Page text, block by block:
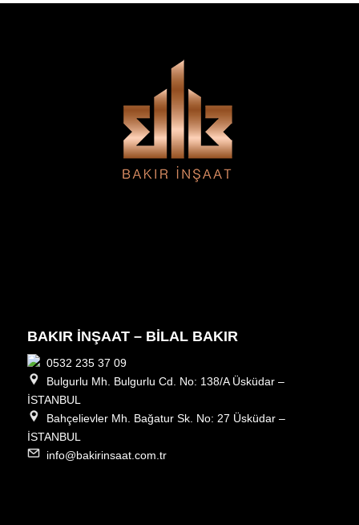
BAKIR İNŞAAT – BİLAL BAKIR
0532 235 37 09
Bulgurlu Mh. Bulgurlu Cd. No: 138/A Üsküdar –
İSTANBUL
Bahçelievler Mh. Bağatur Sk. No: 27 Üsküdar –
İSTANBUL
info@bakirinsaat.com.tr